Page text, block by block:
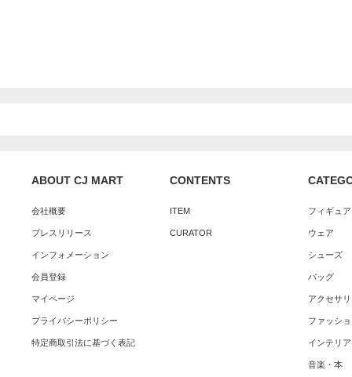
ABOUT CJ MART
会社概要
プレスリリース
インフォメーション
会員登録
マイページ
プライバシーポリシー
特定商取引法に基づく表記
CONTENTS
ITEM
CURATOR
フィギュ
ウェア
シューズ
バッグ
アクセサ
ファッシ
インテリア
音楽・本